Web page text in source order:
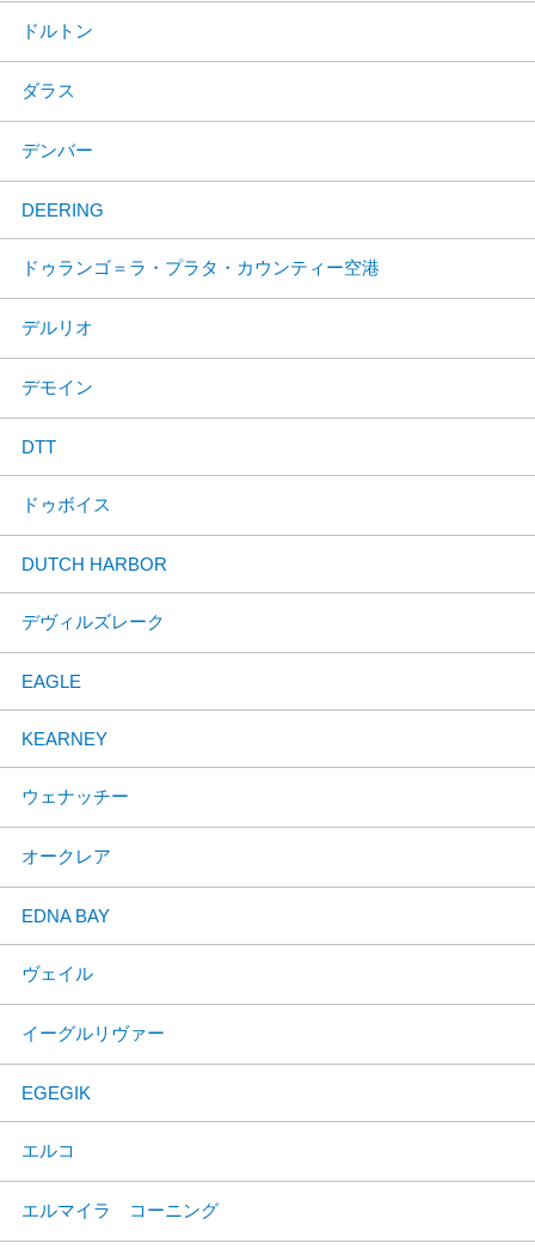
ドルトン
ダラス
デンバー
DEERING
ドゥランゴ＝ラ・プラタ・カウンティー空港
デルリオ
デモイン
DTT
ドゥボイス
DUTCH HARBOR
デヴィルズレーク
EAGLE
KEARNEY
ウェナッチー
オークレア
EDNA BAY
ヴェイル
イーグルリヴァー
EGEGIK
エルコ
エルマイラ コーニング